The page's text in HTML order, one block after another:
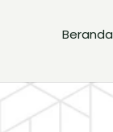
Beranda